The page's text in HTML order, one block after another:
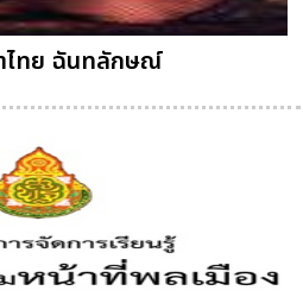
ไทย ฉันทลักษณ์